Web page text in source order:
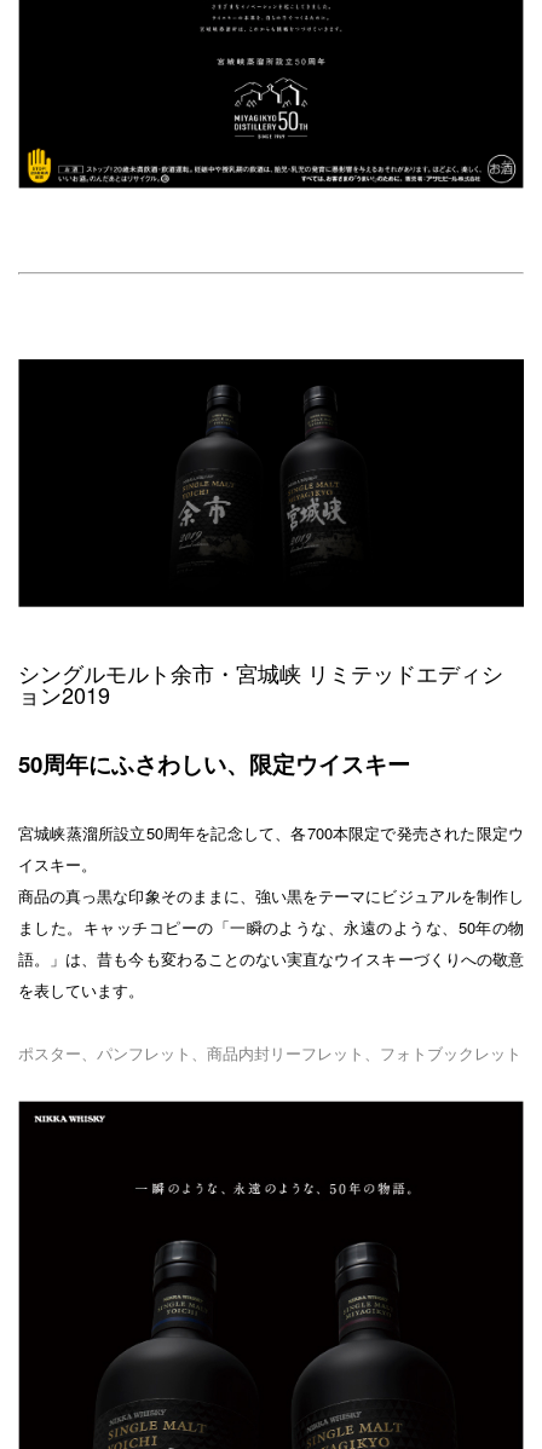
シングルモルト余市・宮城峡 リミテッドエディシ
ョン2019
50周年にふさわしい、限定ウイスキー
宮城峡蒸溜所設立50周年を記念して、各700本限定で発売された限定ウ
イスキー。
商品の真っ黒な印象そのままに、強い黒をテーマにビジュアルを制作し
ました。キャッチコピーの「一瞬のような、永遠のような、50年の物
語。」は、昔も今も変わることのない実直なウイスキーづくりへの敬意
を表しています。
ポスター、パンフレット、商品内封リーフレット、フォトブックレット